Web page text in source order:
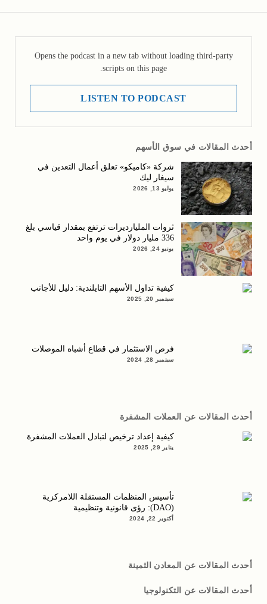
Opens the podcast in a new tab without loading third-party
scripts on this page.
LISTEN TO PODCAST
أحدث المقالات في سوق الأسهم
شركة «كاميكو» تعلق أعمال التعدين في
سيغار ليك
يوليو 13, 2026
ثروات المليارديرات ترتفع بمقدار قياسي بلغ
336 مليار دولار في يوم واحد
يونيو 24, 2026
كيفية تداول الأسهم التايلندية: دليل للأجانب
سبتمبر 20, 2025
فرص الاستثمار في قطاع أشباه الموصلات
سبتمبر 28, 2024
أحدث المقالات عن العملات المشفرة
كيفية إعداد ترخيص لتبادل العملات المشفرة
يناير 29, 2025
تأسيس المنظمات المستقلة اللامركزية
(DAO): رؤى قانونية وتنظيمية
أكتوبر 22, 2024
أحدث المقالات عن المعادن الثمينة
أحدث المقالات عن التكنولوجيا